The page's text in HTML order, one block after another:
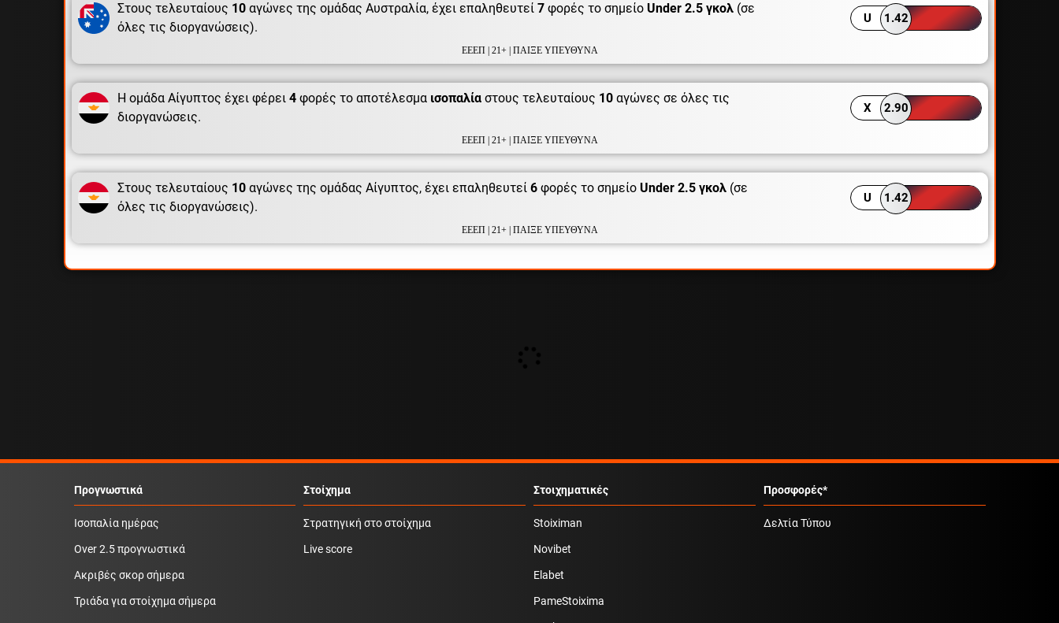
Στους τελευταίους 10αγώνες της ομάδας Αυστραλία, έχει επαληθευτεί 7φορές το σημείο Under 2.5 γκολ(σε
όλες τις διοργανώσεις).
U 1.42
ΕΕΕΠ | 21+ | ΠΑΙΞΕ ΥΠΕΥΘΥΝΑ
Η ομάδα Αίγυπτος έχει φέρει 4φορές το αποτέλεσμα ισοπαλίαστους τελευταίους 10αγώνες σε όλες τις
διοργανώσεις.
X 2.90
ΕΕΕΠ | 21+ | ΠΑΙΞΕ ΥΠΕΥΘΥΝΑ
Στους τελευταίους 10αγώνες της ομάδας Αίγυπτος, έχει επαληθευτεί 6φορές το σημείο Under 2.5 γκολ(σε
όλες τις διοργανώσεις).
U 1.42
ΕΕΕΠ | 21+ | ΠΑΙΞΕ ΥΠΕΥΘΥΝΑ
Προγνωστικά
Ισοπαλία ημέρας
Over 2.5 προγνωστικά
Ακριβές σκορ σήμερα
Τριάδα για στοίχημα σήμερα
Στοίχημα
Στρατηγική στο στοίχημα
Live score
Στοιχηματικές
Stoiximan
Novibet
Elabet
PameStoixima
Προσφορές*
Δελτία Τύπου